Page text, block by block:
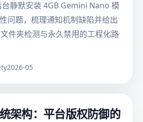
静默安装 4GB Gemini Nano 模
问题，梳理通知机制缺陷并给出
件夹检测与永久禁用的工程化路
2026-05
架构：平台版权防御的